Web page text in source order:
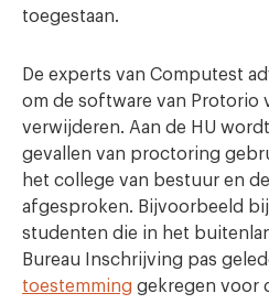
toegestaan.
De experts van Computest
om de software van Protorio
verwijderen. Aan de HU
gevallen van proctoring
het college van bestuur en
afgesproken. Bijvoorbeeld
studenten die in het
Bureau Inschrijving pas
toestemming gekregen voor